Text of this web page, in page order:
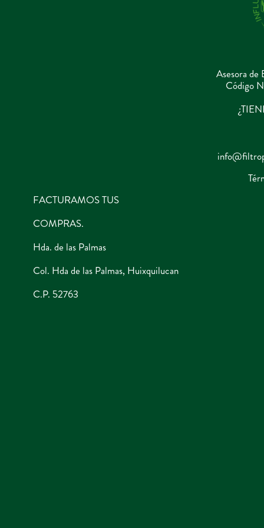
FACTURAMOS TUS
COMPRAS.
Hda. de las Palmas
Col. Hda de las Palmas, Huixquilucan
C.P. 52763
Asesora de
Código